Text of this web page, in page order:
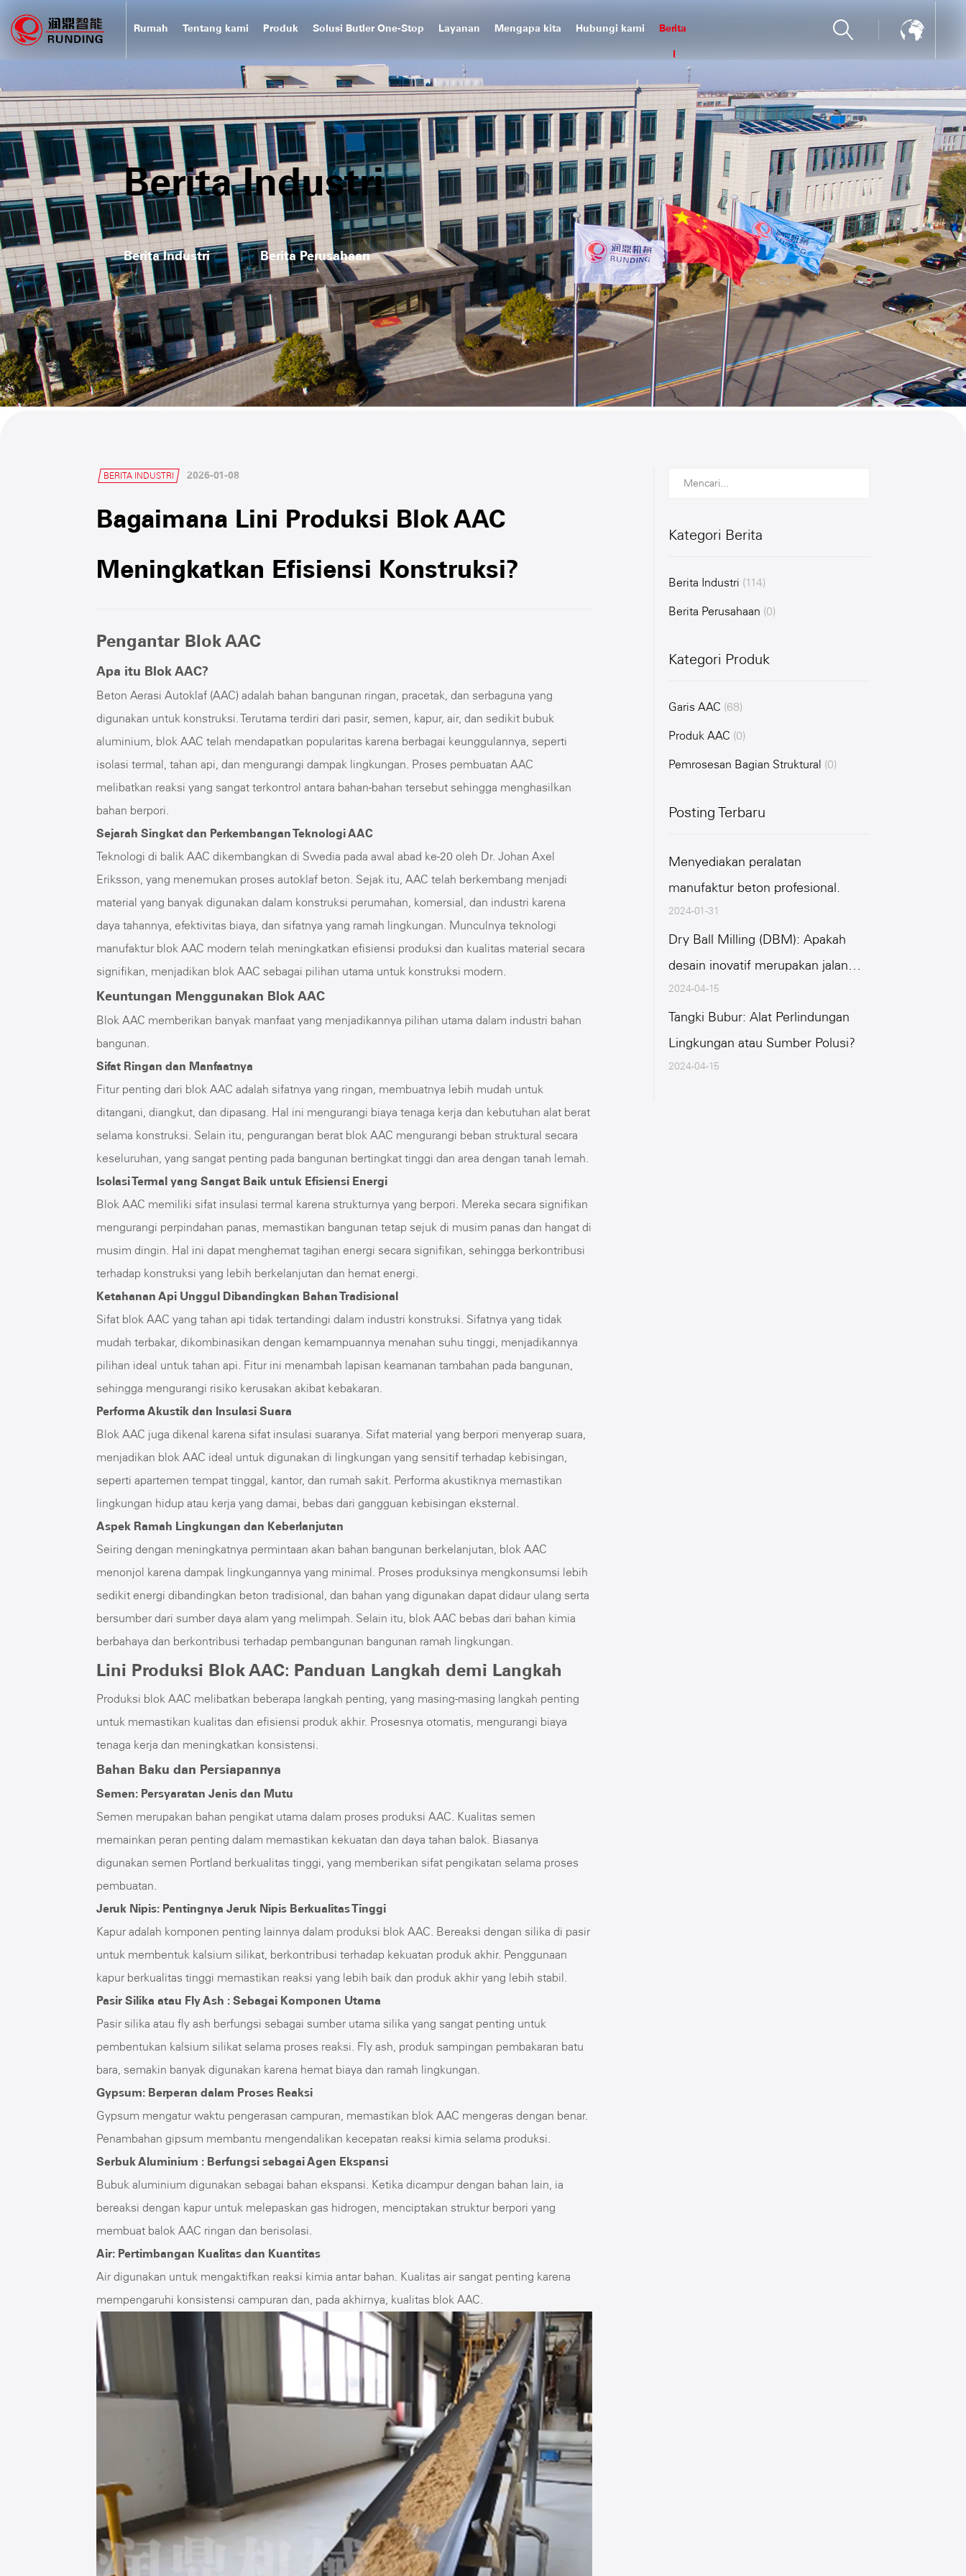
Rumah Tentang kami Produk Solusi Butler One-Stop Layanan Mengapa kita Hubungi kami Berita
Berita Industri
Berita Industri Berita Perusahaan
Kategori Berita
Berita Industri (114)
Berita Perusahaan (0)
Kategori Produk
Garis AAC (68)
Produk AAC (0)
Pemrosesan Bagian Struktural (0)
Posting Terbaru
Menyediakan peralatan
manufaktur beton profesional.
2024-01-31
Dry Ball Milling (DBM): Apakah
desain inovatif merupakan jalan
pintas atau cara yang salah?
2024-04-15
Tangki Bubur: Alat Perlindungan
Lingkungan atau Sumber Polusi?
2024-04-15
BERITA INDUSTRI 2026-01-08
Bagaimana Lini Produksi Blok AAC
Meningkatkan Efisiensi Konstruksi?
Pengantar Blok AAC
Apa itu Blok AAC?
Beton Aerasi Autoklaf (AAC) adalah bahan bangunan ringan, pracetak, dan serbaguna yang
digunakan untuk konstruksi. Terutama terdiri dari pasir, semen, kapur, air, dan sedikit bubuk
aluminium, blok AAC telah mendapatkan popularitas karena berbagai keunggulannya, seperti
isolasi termal, tahan api, dan mengurangi dampak lingkungan. Proses pembuatan AAC
melibatkan reaksi yang sangat terkontrol antara bahan-bahan tersebut sehingga menghasilkan
bahan berpori.
Sejarah Singkat dan Perkembangan Teknologi AAC
Teknologi di balik AAC dikembangkan di Swedia pada awal abad ke-20 oleh Dr. Johan Axel
Eriksson, yang menemukan proses autoklaf beton. Sejak itu, AAC telah berkembang menjadi
material yang banyak digunakan dalam konstruksi perumahan, komersial, dan industri karena
daya tahannya, efektivitas biaya, dan sifatnya yang ramah lingkungan. Munculnya teknologi
manufaktur blok AAC modern telah meningkatkan efisiensi produksi dan kualitas material secara
signifikan, menjadikan blok AAC sebagai pilihan utama untuk konstruksi modern.
Keuntungan Menggunakan Blok AAC
Blok AAC memberikan banyak manfaat yang menjadikannya pilihan utama dalam industri bahan
bangunan.
Sifat Ringan dan Manfaatnya
Fitur penting dari blok AAC adalah sifatnya yang ringan, membuatnya lebih mudah untuk
ditangani, diangkut, dan dipasang. Hal ini mengurangi biaya tenaga kerja dan kebutuhan alat berat
selama konstruksi. Selain itu, pengurangan berat blok AAC mengurangi beban struktural secara
keseluruhan, yang sangat penting pada bangunan bertingkat tinggi dan area dengan tanah lemah.
Isolasi Termal yang Sangat Baik untuk Efisiensi Energi
Blok AAC memiliki sifat insulasi termal karena strukturnya yang berpori. Mereka secara signifikan
mengurangi perpindahan panas, memastikan bangunan tetap sejuk di musim panas dan hangat di
musim dingin. Hal ini dapat menghemat tagihan energi secara signifikan, sehingga berkontribusi
terhadap konstruksi yang lebih berkelanjutan dan hemat energi.
Ketahanan Api Unggul Dibandingkan Bahan Tradisional
Sifat blok AAC yang tahan api tidak tertandingi dalam industri konstruksi. Sifatnya yang tidak
mudah terbakar, dikombinasikan dengan kemampuannya menahan suhu tinggi, menjadikannya
pilihan ideal untuk tahan api. Fitur ini menambah lapisan keamanan tambahan pada bangunan,
sehingga mengurangi risiko kerusakan akibat kebakaran.
Performa Akustik dan Insulasi Suara
Blok AAC juga dikenal karena sifat insulasi suaranya. Sifat material yang berpori menyerap suara,
menjadikan blok AAC ideal untuk digunakan di lingkungan yang sensitif terhadap kebisingan,
seperti apartemen tempat tinggal, kantor, dan rumah sakit. Performa akustiknya memastikan
lingkungan hidup atau kerja yang damai, bebas dari gangguan kebisingan eksternal.
Aspek Ramah Lingkungan dan Keberlanjutan
Seiring dengan meningkatnya permintaan akan bahan bangunan berkelanjutan, blok AAC
menonjol karena dampak lingkungannya yang minimal. Proses produksinya mengkonsumsi lebih
sedikit energi dibandingkan beton tradisional, dan bahan yang digunakan dapat didaur ulang serta
bersumber dari sumber daya alam yang melimpah. Selain itu, blok AAC bebas dari bahan kimia
berbahaya dan berkontribusi terhadap pembangunan bangunan ramah lingkungan.
Lini Produksi Blok AAC: Panduan Langkah demi Langkah
Produksi blok AAC melibatkan beberapa langkah penting, yang masing-masing langkah penting
untuk memastikan kualitas dan efisiensi produk akhir. Prosesnya otomatis, mengurangi biaya
tenaga kerja dan meningkatkan konsistensi.
Bahan Baku dan Persiapannya
Semen: Persyaratan Jenis dan Mutu
Semen merupakan bahan pengikat utama dalam proses produksi AAC. Kualitas semen
memainkan peran penting dalam memastikan kekuatan dan daya tahan balok. Biasanya
digunakan semen Portland berkualitas tinggi, yang memberikan sifat pengikatan selama proses
pembuatan.
Jeruk Nipis: Pentingnya Jeruk Nipis Berkualitas Tinggi
Kapur adalah komponen penting lainnya dalam produksi blok AAC. Bereaksi dengan silika di pasir
untuk membentuk kalsium silikat, berkontribusi terhadap kekuatan produk akhir. Penggunaan
kapur berkualitas tinggi memastikan reaksi yang lebih baik dan produk akhir yang lebih stabil.
Pasir Silika atau Fly Ash : Sebagai Komponen Utama
Pasir silika atau fly ash berfungsi sebagai sumber utama silika yang sangat penting untuk
pembentukan kalsium silikat selama proses reaksi. Fly ash, produk sampingan pembakaran batu
bara, semakin banyak digunakan karena hemat biaya dan ramah lingkungan.
Gypsum: Berperan dalam Proses Reaksi
Gypsum mengatur waktu pengerasan campuran, memastikan blok AAC mengeras dengan benar.
Penambahan gipsum membantu mengendalikan kecepatan reaksi kimia selama produksi.
Serbuk Aluminium : Berfungsi sebagai Agen Ekspansi
Bubuk aluminium digunakan sebagai bahan ekspansi. Ketika dicampur dengan bahan lain, ia
bereaksi dengan kapur untuk melepaskan gas hidrogen, menciptakan struktur berpori yang
membuat balok AAC ringan dan berisolasi.
Air: Pertimbangan Kualitas dan Kuantitas
Air digunakan untuk mengaktifkan reaksi kimia antar bahan. Kualitas air sangat penting karena
mempengaruhi konsistensi campuran dan, pada akhirnya, kualitas blok AAC.